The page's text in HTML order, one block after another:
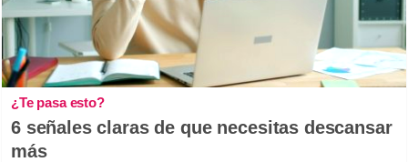
¿Te pasa esto?
6 señales claras de que necesitas descansar
más